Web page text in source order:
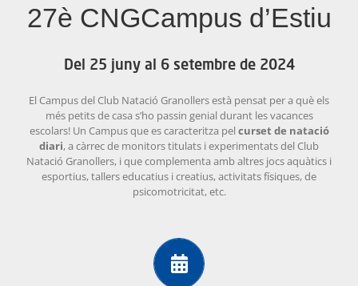
ACTIVITATS
SERVEIS
27è CNGCampus d’Estiu
Del 25 juny al 6 setembre de 2024
El Campus del Club Natació Granollers està pensat per a què els
més petits de casa s’ho passin genial durant les vacances
escolars! Un Campus que es caracteritza pel curset de natació
diari, a càrrec de monitors titulats i experimentats del Club
Natació Granollers, i que complementa amb altres jocs aquàtics i
esportius, tallers educatius i creatius, activitats físiques, de
psicomotricitat, etc.
El Campus d’Estiu dóna servei durant totes les vacances
escolars: de juny a setembre